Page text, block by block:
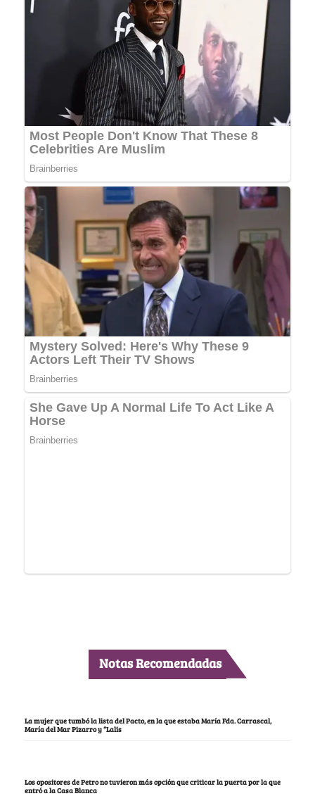
Notas Recomendadas
La mujer que tumbó la lista del Pacto, en la que estaba María Fda. Carrascal,
María del Mar Pizarro y “Lalis
Los opositores de Petro no tuvieron más opción que criticar la puerta por la que
entró a la Casa Blanca